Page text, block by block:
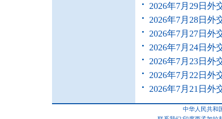
2026年7月29日外
2026年7月28日外
2026年7月27日外
2026年7月24日外
2026年7月23日外
2026年7月22日外
2026年7月21日外
中华人民共和